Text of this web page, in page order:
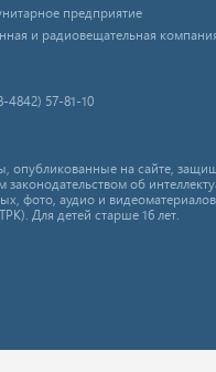
предприятие
и радиовещательная
4842) 57-81-10
опубликованные на сайте,
об
фото, аудио и
Для детей старше 16 лет.